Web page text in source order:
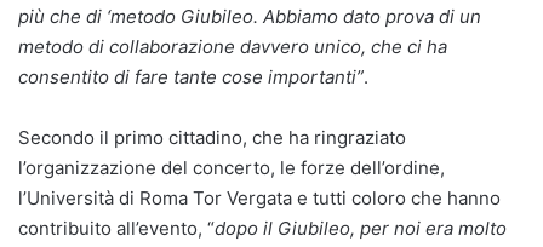
più che di ‘metodo Giubileo. Abbiamo dato prova di un
metodo di collaborazione davvero unico, che ci ha
consentito di fare tante cose importanti”.
Secondo il primo cittadino, che ha ringraziato
l’organizzazione del concerto, le forze dell’ordine,
l’Università di Roma Tor Vergata e tutti coloro che hanno
contribuito all’evento, “dopo il Giubileo, per noi era molto